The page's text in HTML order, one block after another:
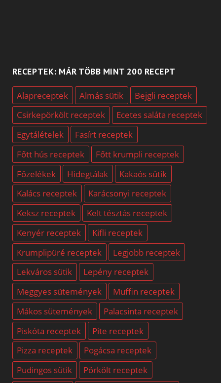
RECEPTEK: MÁR TÖBB MINT 200 RECEPT
Alapreceptek Almás sütik
Bejgli receptek
Csirkepörkölt receptek
Ecetes saláta receptek
Egytálételek
Fasírt receptek
Főtt hús receptek
Főtt krumpli receptek
Főzelékek
Hidegtálak
Kakaós sütik
Kalács receptek
Karácsonyi receptek
Keksz receptek
Kelt tésztás receptek
Kenyér receptek
Kifli receptek
Krumplipüré receptek
Legjobb receptek
Lekváros sütik
Lepény receptek
Meggyes sütemények
Muffin receptek
Mákos sütemények
Palacsinta receptek
Piskóta receptek
Pite receptek
Pizza receptek
Pogácsa receptek
Pudingos sütik
Pörkölt receptek